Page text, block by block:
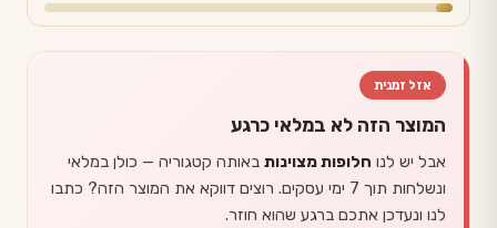
אזל זמנית
המוצר הזה לא במלאי כרגע
אבל יש לנו חלופות מצוינות באותה קטגוריה — כולן במלאי
ונשלחות תוך 7 ימי עסקים. רוצים דווקא את המוצר הזה? כתבו
לנו ונעדכן אתכם ברגע שהוא חוזר.